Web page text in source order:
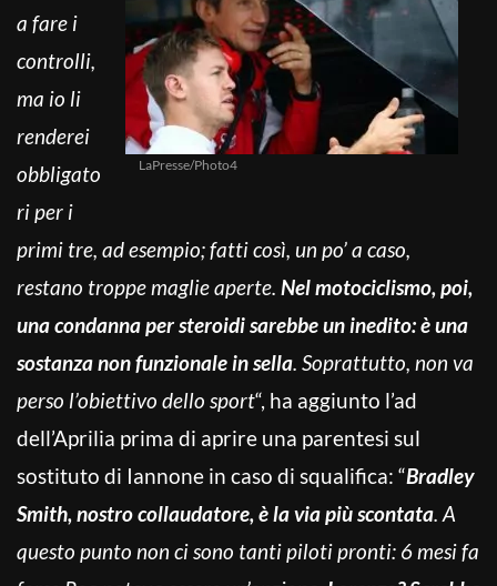
LaPresse/Photo4
a fare i
controlli,
ma io li
renderei
obbligato
ri per i
primi tre, ad esempio; fatti così, un po’ a caso,
restano troppe maglie aperte. Nel motociclismo, poi,
una condanna per steroidi sarebbe un inedito: è una
sostanza non funzionale in sella. Soprattutto, non va
perso l’obiettivo dello sport“, ha aggiunto l’ad
dell’Aprilia prima di aprire una parentesi sul
sostituto di Iannone in caso di squalifica: “Bradley
Smith, nostro collaudatore, è la via più scontata. A
questo punto non ci sono tanti piloti pronti: 6 mesi fa